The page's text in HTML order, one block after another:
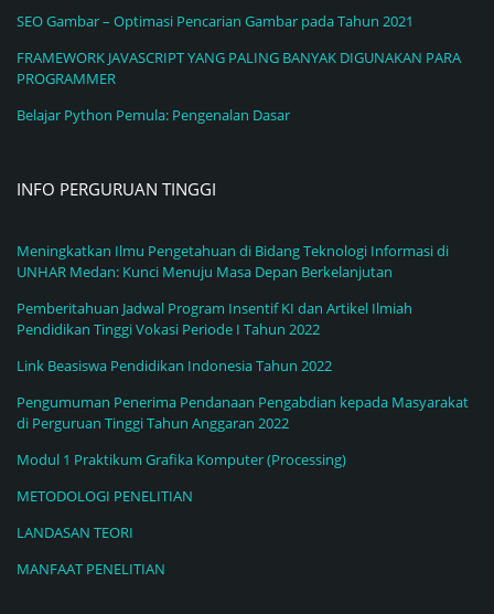
SEO Gambar – Optimasi Pencarian Gambar pada Tahun 2021
FRAMEWORK JAVASCRIPT YANG PALING BANYAK DIGUNAKAN PARA
PROGRAMMER
Belajar Python Pemula: Pengenalan Dasar
INFO PERGURUAN TINGGI
Meningkatkan Ilmu Pengetahuan di Bidang Teknologi Informasi di
UNHAR Medan: Kunci Menuju Masa Depan Berkelanjutan
Pemberitahuan Jadwal Program Insentif KI dan Artikel Ilmiah
Pendidikan Tinggi Vokasi Periode I Tahun 2022
Link Beasiswa Pendidikan Indonesia Tahun 2022
Pengumuman Penerima Pendanaan Pengabdian kepada Masyarakat
di Perguruan Tinggi Tahun Anggaran 2022
Modul 1 Praktikum Grafika Komputer (Processing)
METODOLOGI PENELITIAN
LANDASAN TEORI
MANFAAT PENELITIAN